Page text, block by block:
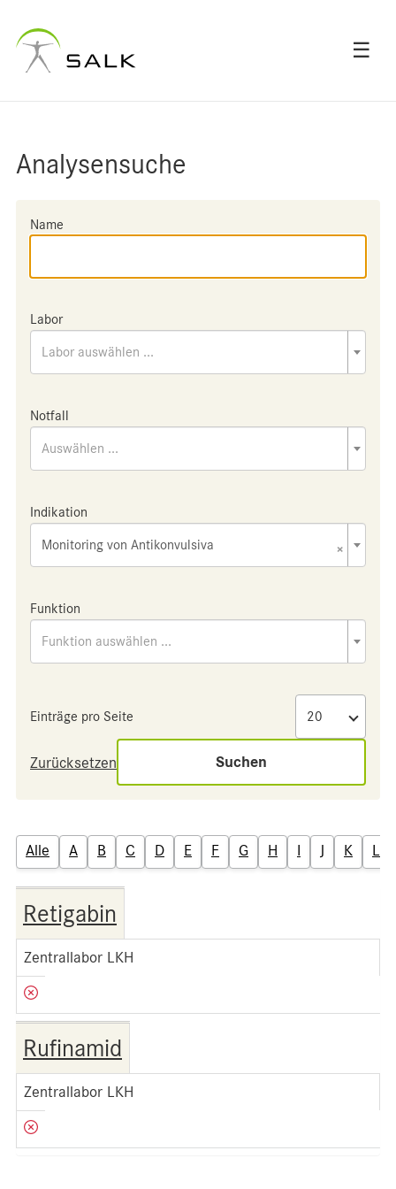
☰
Analysensuche
Name
Labor
Labor auswählen ...
Notfall
Auswählen ...
Indikation
×
Monitoring von Antikonvulsiva
Funktion
Funktion auswählen ...
Einträge pro Seite
Zurücksetzen Suchen
Alle A B C D E F G H I J K L
Retigabin
Zentrallabor LKH
Rufinamid
Zentrallabor LKH